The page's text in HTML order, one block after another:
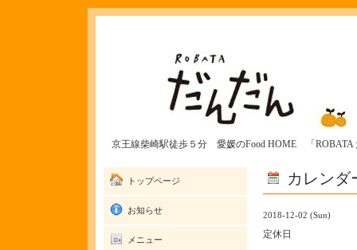
京王線柴崎駅徒歩５分 愛媛のFood HOME 「ROBATA
カレンダ
2018-12-02 (Sun)
定休日
トップページ
お知らせ
メニュー